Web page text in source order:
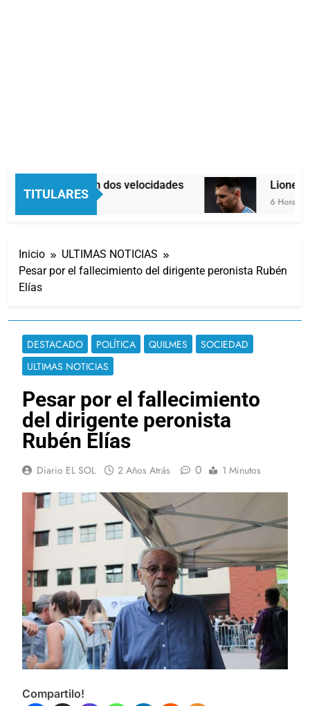
TITULARES
Economía en dos velocidades
5 Horas Atrás
Lionel
6 Horas
Inicio
ULTIMAS NOTICIAS
Pesar por el fallecimiento del dirigente peronista Rubén
Elías
DESTACADO POLÍTICA QUILMES
SOCIEDAD
ULTIMAS NOTICIAS
Pesar por el fallecimiento
del dirigente peronista
Rubén Elías
Diario EL SOL 2 Años Atrás 0 1 Minutos
Compartilo!